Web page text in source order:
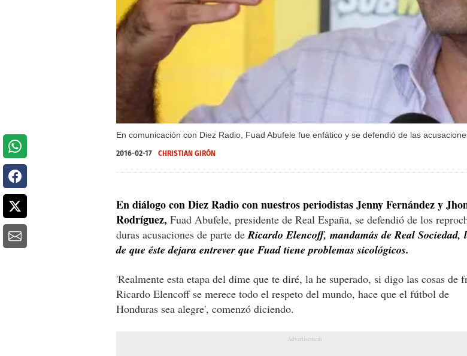
En comunicación con Diez Radio, Fuad Abufele fue enfático y se defendió de las
2016-02-17 CHRISTIAN GIRÓN
En diálogo con Diez Radio con nuestros periodistas Jenny Fernández y
Rodríguez, Fuad Abufele, presidente de Real España, se defendió de los
duras acusaciones de parte deRicardo Elencoff, mandamás de Real Sociedad,
de que éste dejara entrever que Fuad tiene problemas sicológicos.
'Realmente esta etapa del dime que te diré, la he superado, si digo las cosas de
Ricardo Elencoff se merece todo el respeto del mundo, hace que el fútbol de
Honduras sea alegre', comenzó diciendo.